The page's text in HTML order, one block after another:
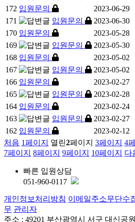
172 입원문의
2023-06-29
171
입원문의
2023-06-30
170 입원문의
2023-05-28
169
입원문의
2023-05-30
168 입원문의
2023-05-02
167
입원문의
2023-05-02
166 입원문의
2023-02-27
165
입원문의
2023-02-28
164 입원문의
2023-02-24
163
입원문의
2023-02-27
162 입원문의
2023-02-12
처음 1페이지 열린2페이지 3페이지 4
7페이지 8페이지 9페이지 10페이지 다
빠른 입원상담
051-960-0117
개인정보처리방침 이메일주소무단수
무 관리자
주소 : 49201 부산광역시 서구 대신공